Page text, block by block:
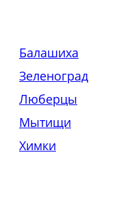
Балашиха
Зеленоград
Люберцы
Мытищи
Химки